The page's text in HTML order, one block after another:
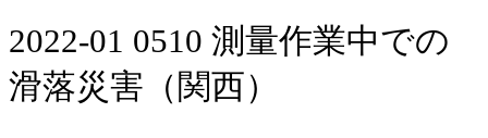
2022-01 0510 測量作業中での
滑落災害（関西）